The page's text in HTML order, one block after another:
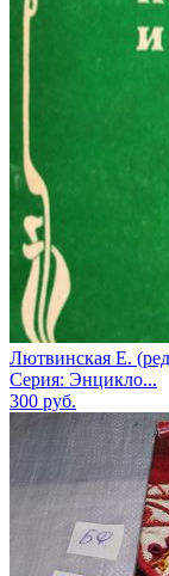
Лютвинская Е.
Серия: Энцикло...
300 руб.